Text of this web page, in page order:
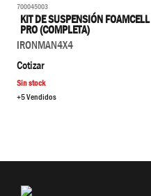
700045003
KIT DE SUSPENSIÓN FOAMCELL
PRO (COMPLETA)
IRONMAN4X4
Cotizar
Sin stock
+5 Vendidos